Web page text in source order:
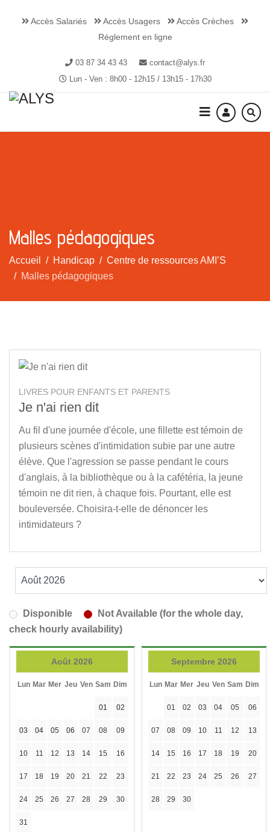
Accès Salariés Accès Usagers
Accès Crèches
Réglement en ligne
03 87 34 43 43
contact@alys.fr
Lun - Ven : 8h00 - 12h15 / 13h15 - 17h30
Malles pédagogiques
Accueil Handicap
Centre de ressources AMI’S
Malles pédagogiques
LIVRES POUR ENFANTS ET PARENTS
Je n'ai rien dit
Au fil d'une journée d'école, une fillette est témoin de
plusieurs scènes d'intimidation subie par une autre
élève. Que l'agression se passe pendant le cours
d'anglais, à la bibliothèque ou à la cafétéria, la jeune
témoin ne dit rien, à chaque fois. Pourtant, elle est
bouleversée. Choisira-t-elle de dénoncer les
intimidateurs ?
Disponible
Not Available (for the whole day,
check hourly availability)
Août 2026
Lun Mar Mer Jeu Ven Sam Dim
01 02
03 04 05 06 07 08 09
10 11 12 13 14 15 16
17 18 19 20 21 22 23
24 25 26 27 28 29 30
31
Septembre 2026
Lun Mar Mer Jeu Ven Sam Dim
01 02 03 04 05 06
07 08 09 10 11 12 13
14 15 16 17 18 19 20
21 22 23 24 25 26 27
28 29 30